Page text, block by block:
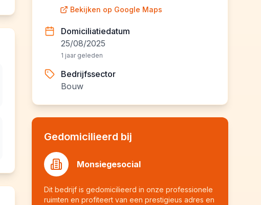
Bekijken op Google Maps
Domiciliatiedatum
25/08/2025
1 jaar geleden
Bedrijfssector
Bouw
Gedomicilieerd bij
Monsiegesocial
Dit bedrijf is gedomicilieerd in onze professionele
ruimten en profiteert van een prestigieus adres en